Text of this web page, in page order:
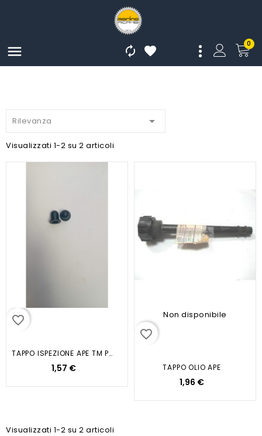
 0


Rilevanza 
Visualizzati 1-2 su 2 articoli
favorite_border
TAPPO ISPEZIONE APE TM P703...
1,57 €
Non disponibile
favorite_border
TAPPO OLIO APE
1,96 €
Visualizzati 1-2 su 2 articoli